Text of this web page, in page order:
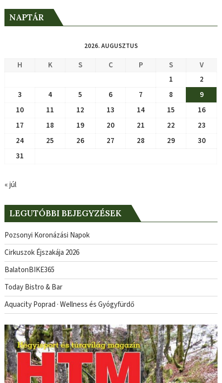
NAPTÁR
2026. AUGUSZTUS
H K S C P S
V
1
2
3
4 5 6 7 8
9
10
11 12 13 14 15
16
17
18 19 20 21 22
23
24
25 26 27 28 29
30
31
« júl
LEGUTÓBBI BEJEGYZÉSEK
Pozsonyi Koronázási Napok
Cirkuszok Éjszakája 2026
BalatonBIKE365
Today Bistro & Bar
Aquacity Poprad · Wellness és Gyógyfürdő